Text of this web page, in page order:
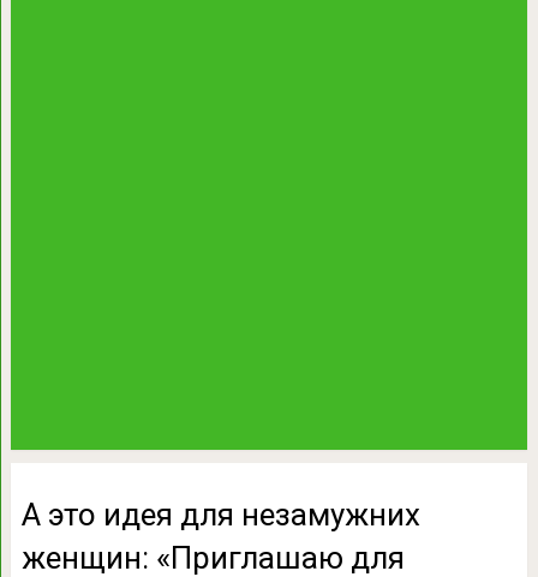
А это идея для незамужних
женщин: «Приглашаю для